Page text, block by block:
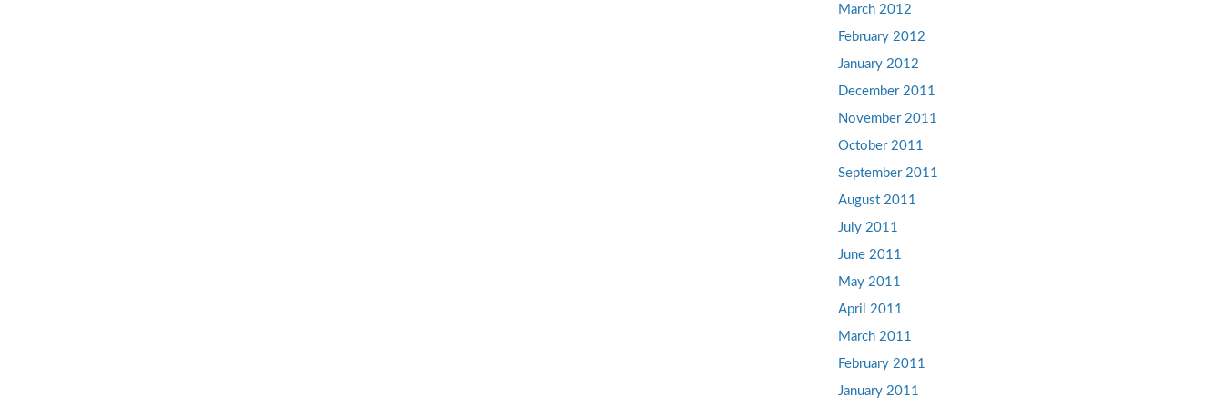
March 2012
February 2012
January 2012
December 2011
November 2011
October 2011
September 2011
August 2011
July 2011
June 2011
May 2011
April 2011
March 2011
February 2011
January 2011